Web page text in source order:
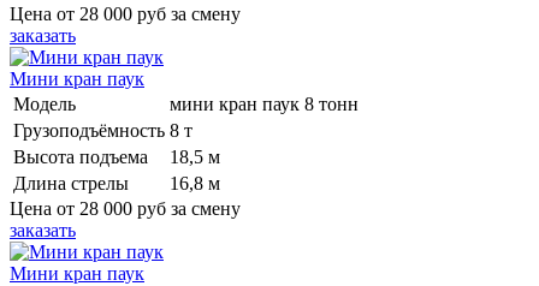
Цена от 28 000 руб за смену
заказать
Мини кран паук
Модель
мини кран паук 8 тонн
Грузоподъёмность 8 т
Высота подъема
18,5 м
Длина стрелы
16,8 м
Цена от 28 000 руб за смену
заказать
Мини кран паук